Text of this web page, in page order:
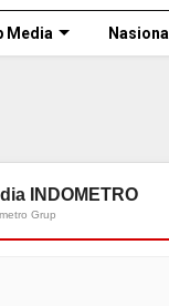
Media Nasional
INDOMETRO
Grup